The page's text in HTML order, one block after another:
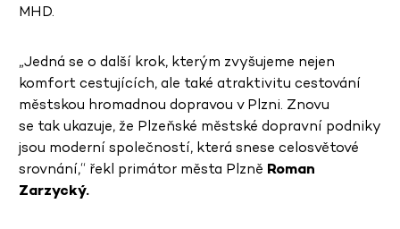
MHD.
„Jedná se o další krok, kterým zvyšujeme nejen
komfort cestujících, ale také atraktivitu cestování
městskou hromadnou dopravou v Plzni. Znovu
se tak ukazuje, že Plzeňské městské dopravní podniky
jsou moderní společností, která snese celosvětové
srovnání,“ řekl primátor města Plzně Roman
Zarzycký.